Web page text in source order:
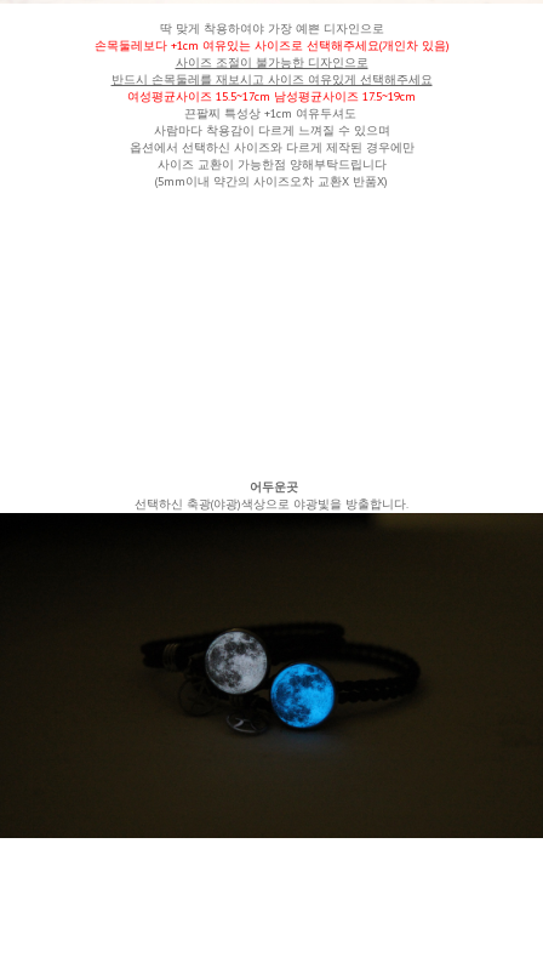
딱 맞게 착용하여야 가장 예쁜 디자인으로
손목둘레보다 +1cm 여유있는 사이즈로 선택해주세요(개인차 있음)
사이즈 조절이 불가능한 디자인으로
반드시 손목둘레를 재보시고 사이즈 여유있게 선택해주세요
여성평균사이즈 15.5~17cm 남성평균사이즈 17.5~19cm
끈팔찌 특성상 +1cm 여유두셔도
사람마다 착용감이 다르게 느껴질 수 있으며
옵션에서 선택하신 사이즈와 다르게 제작된 경우에만
사이즈 교환이 가능한점 양해부탁드립니다
(5mm이내 약간의 사이즈오차 교환X 반품X)
어두운곳
선택하신 축광(야광)색상으로 야광빛을 방출합니다.